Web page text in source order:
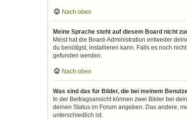
Nach oben
Meine Sprache steht auf diesem Board nicht
Meist hat die Board-Administration entweder
du benötigst, installieren kann. Falls es noch
gefunden werden.
Nach oben
Was sind das für Bilder, die bei meinem
In der Beitragsansicht können zwei Bilder bei
deinen Status im Forum angeben. Das andere,
unterschiedlich ist.